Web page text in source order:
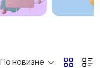
По новизне